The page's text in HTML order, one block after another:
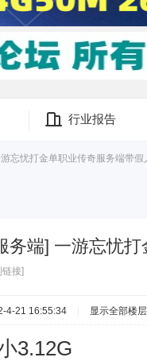
行业报告
忘忧打金单职业传奇服务端带
务端] 一游忘忧
链接]
4-21 16:55:34 显示全部楼层
3.12G